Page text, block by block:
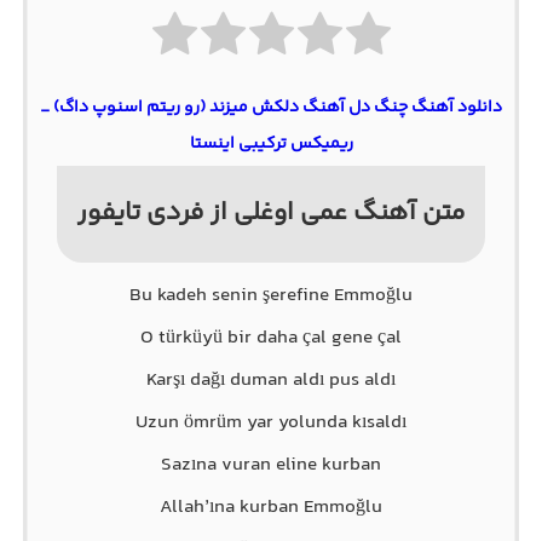
دانلود آهنگ چنگ دل آهنگ دلکش میزند (رو ریتم اسنوپ داگ) _
ریمیکس ترکیبی اینستا
متن آهنگ عمی اوغلی از فردی تایفور
Bu kadeh senin şerefine Emmoğlu
O türküyü bir daha çal gene çal
Karşı dağı duman aldı pus aldı
Uzun ömrüm yar yolunda kısaldı
Sazına vuran eline kurban
Allah’ına kurban Emmoğlu